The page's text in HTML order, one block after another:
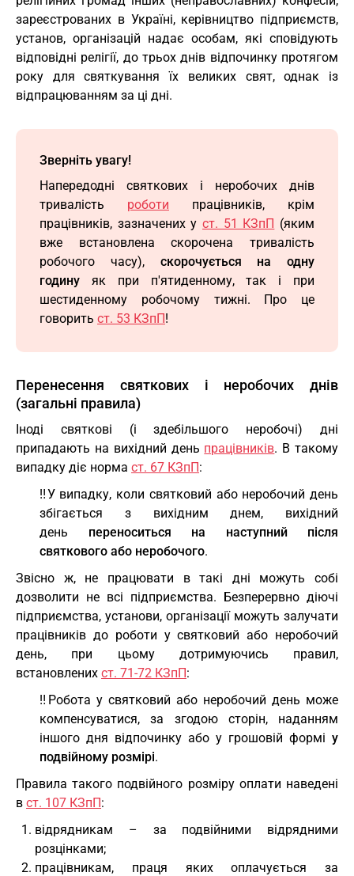
зареєстрованих в Україні, керівництво підприємств,
установ, організацій надає особам, які сповідують
відповідні релігії, до трьох днів відпочинку протягом
року для святкування їх великих свят, однак із
відпрацюванням за ці дні.
Зверніть увагу!
Напередодні святкових і неробочих днів
тривалість роботи працівників, крім
працівників, зазначених у ст. 51 КЗпП (яким
вже встановлена скорочена тривалість
робочого часу), скорочується на одну
годину як при п'ятиденному, так і при
шестиденному робочому тижні. Про це
говорить ст. 53 КЗпП!
Перенесення святкових і неробочих днів
(загальні правила)
Іноді святкові (і здебільшого неробочі) дні
припадають на вихідний день працівників. В такому
випадку діє норма ст. 67 КЗпП:
‼️У випадку, коли святковий або неробочий день
збігається з вихідним днем, вихідний
день переноситься на наступний після
святкового або неробочого.
Звісно ж, не працювати в такі дні можуть собі
дозволити не всі підприємства. Безперервно діючі
підприємства, установи, організації можуть залучати
працівників до роботи у святковий або неробочий
день, при цьому дотримуючись правил,
встановлених ст. 71-72 КЗпП:
‼️Робота у святковий або неробочий день може
компенсуватися, за згодою сторін, наданням
іншого дня відпочинку або у грошовій формі у
подвійному розмірі.
Правила такого подвійного розміру оплати наведені
в ст. 107 КЗпП:
відрядникам – за подвійними відрядними
розцінками;
працівникам, праця яких оплачується за